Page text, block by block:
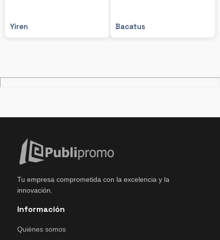
Yiren Bacatus
Tu empresa comprometida con la excelencia y la
innovación.
Información
Quiénes somos